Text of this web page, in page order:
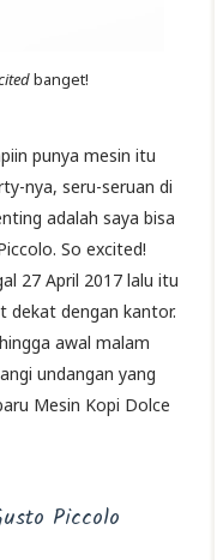
banget!
punya mesin itu
nya, seru-seruan di
adalah saya bisa
So excited!
27 April 2017 lalu itu
dekat dengan kantor.
awal malam
undangan yang
Mesin Kopi Dolce
Piccolo